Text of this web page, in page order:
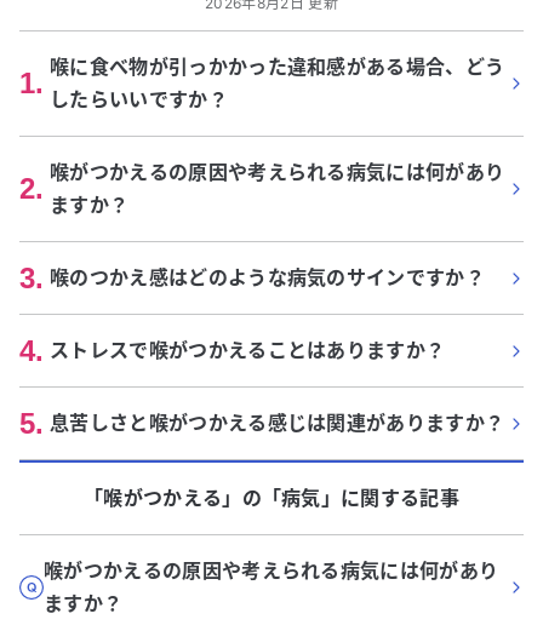
1. 喉に食べ物が引っかかった違和感がある場合、どう
したらいいですか？
2. 喉がつかえるの原因や考えられる病気には何があり
ますか？
3. 喉のつかえ感はどのような病気のサインですか？
4. ストレスで喉がつかえることはありますか？
5. 息苦しさと喉がつかえる感じは関連がありますか？
「喉がつかえる」 の「病気 」に関する記事
喉がつかえるの原因や考えられる病気には何があり
ますか？